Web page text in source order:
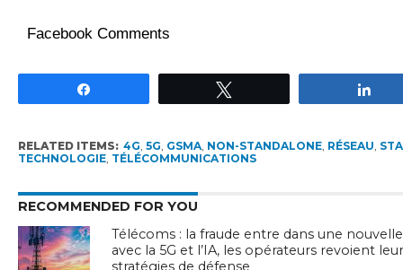
Facebook Comments
RELATED ITEMS: 4G, 5G, GSMA, NON-STANDALONE, RÉSEAU,
TECHNOLOGIE, TÉLÉCOMMUNICATIONS
RECOMMENDED FOR YOU
Télécoms : la fraude entre dans une
avec la 5G et l’IA, les opérateurs revoient
stratégies de défense